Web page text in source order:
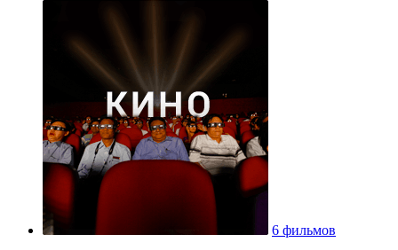
6 фильмов